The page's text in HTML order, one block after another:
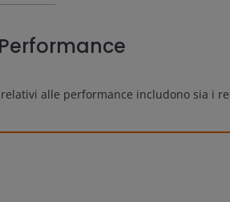
Performance
alle performance includono sia i